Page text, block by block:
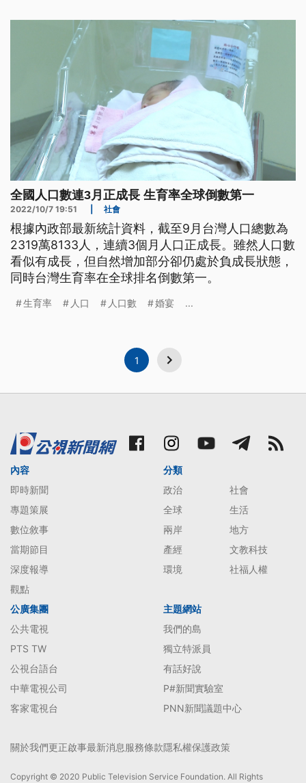
全國人口數連3月正成長 生育率全球倒數第一
2022/10/7 19:51 社會
根據內政部最新統計資料，截至9月台灣人口總數為
2319萬8133人，連續3個月人口正成長。雖然人口數
看似有成長，但自然增加部分卻仍處於負成長狀態，
同時台灣生育率在全球排名倒數第一。
生育率 人口 人口數 婚宴 ...
1
內容
即時新聞
專題策展
數位敘事
當期節目
深度報導
觀點
分類
政治
社會
全球
生活
兩岸
地方
產經
文教科技
環境
社福人權
公廣集團
公共電視
PTS TW
公視台語台
中華電視公司
客家電視台
主題網站
我們的島
獨立特派員
有話好說
P#新聞實驗室
PNN新聞議題中心
關於我們更正啟事最新消息服務條款隱私權保護政策
Copyright © 2020 Public Television Service Foundation. All Rights